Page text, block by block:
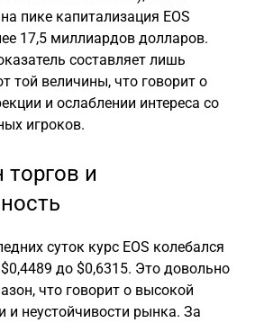
пике капитализация EOS
17,5 миллиардов долларов.
составляет лишь
той величины, что говорит о
и ослаблении интереса со
игроков.
и
суток курс EOS колебался
до $0,6315. Это довольно
что говорит о высокой
и неустойчивости рынка. За